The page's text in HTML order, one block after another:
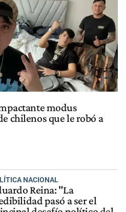
modus
chilenos que le robó a
NACIONAL
Reina: "La
pasó a ser el